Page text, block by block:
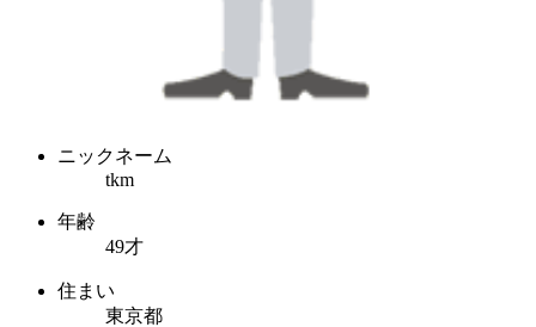
ニックネーム
tkm
年齢
49才
住まい
東京都